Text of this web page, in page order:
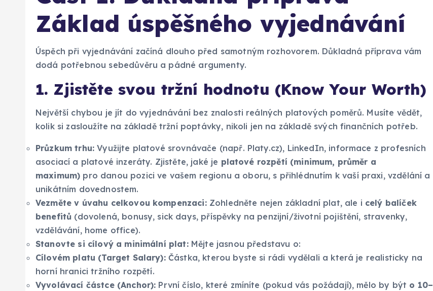
Základ úspěšného vyjednávání
Úspěch při vyjednávání začíná dlouho před samotným rozhovorem. Důkladná příprava vám
dodá potřebnou sebedůvěru a pádné argumenty.
1. Zjistěte svou tržní hodnotu (Know Your Worth)
Největší chybou je jít do vyjednávání bez znalosti reálných platových poměrů. Musíte vědět,
kolik si zasloužíte na základě tržní poptávky, nikoli jen na základě svých finančních potřeb.
Průzkum trhu: Využijte platové srovnávače (např. Platy.cz), LinkedIn, informace z profesních
asociací a platové inzeráty. Zjistěte, jaké je platové rozpětí (minimum, průměr a
maximum) pro danou pozici ve vašem regionu a oboru, s přihlédnutím k vaší praxi, vzdělání a
unikátním dovednostem.
Vezměte v úvahu celkovou kompenzaci:Zohledněte nejen základní plat, ale i celý balíček
benefitů (dovolená, bonusy, sick days, příspěvky na penzijní/životní pojištění, stravenky,
vzdělávání, home office).
Stanovte si cílový a minimální plat:Mějte jasnou představu o:
Cílovém platu (Target Salary):Částka, kterou byste si rádi vydělali a která je realisticky na
horní hranici tržního rozpětí.
Vyvolávací částce (Anchor): První číslo, které zmíníte (pokud vás požádají), mělo by být o 10–